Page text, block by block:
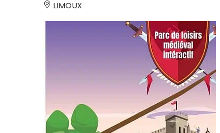
LIMOUX